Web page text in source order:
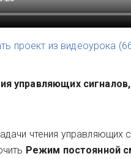
проект из видеоурока (
управляющих
чтения управляющих
Режим постоянной